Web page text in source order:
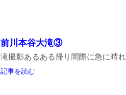
前川本谷大滝③
滝撮影あるある帰り間際に急に晴
記事を読む